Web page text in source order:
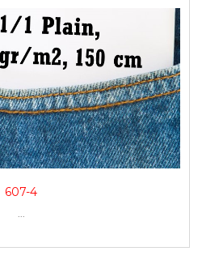
607-4
...